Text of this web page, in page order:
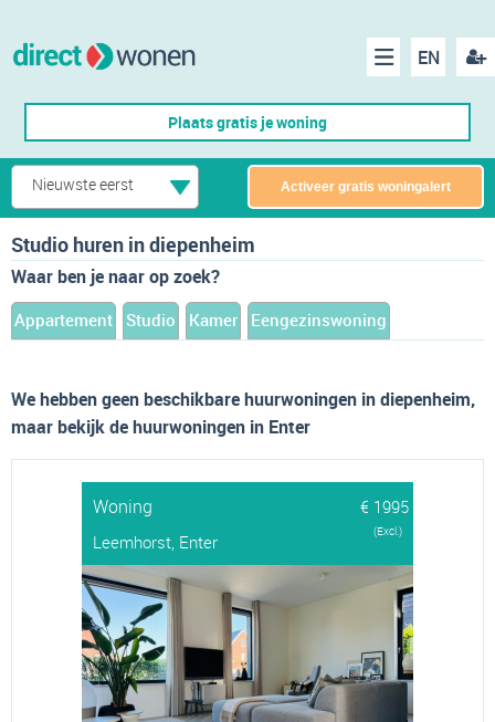
EN
Menu
Plaats gratis je woning
Nieuwste eerst Activeer gratis woningalert
Studio huren in diepenheim
Waar ben je naar op zoek?
Appartement Studio Kamer Eengezinswoning
We hebben geen beschikbare huurwoningen in diepenheim,
maar bekijk de huurwoningen in Enter
Woning
€ 1995
Leemhorst, Enter
(Excl.)